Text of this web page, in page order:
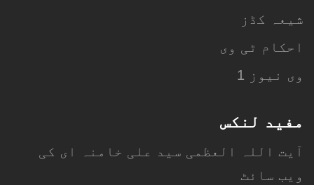
شیعہ کڈز
احکام ٹی وی
وی نیوز 1
مفید لنکس
آیت اللہ العظمی سید علی خامنہ ای کی
ویب سائٹ